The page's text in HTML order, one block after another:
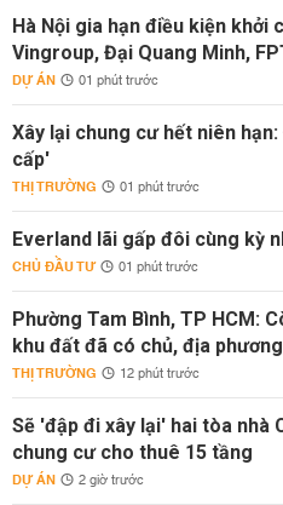
Hà Nội gia hạn điều kiện khởi
Vingroup, Đại Quang Minh,
DỰ ÁN 01 phút trước
Xây lại chung cư hết niên
cấp'
THỊ TRƯỜNG 01 phút trước
Everland lãi gấp đôi cùng kỳ
CHỦ ĐẦU TƯ 01 phút trước
Phường Tam Bình, TP HCM:
khu đất đã có chủ, địa
THỊ TRƯỜNG 12 phút trước
Sẽ 'đập đi xây lại' hai tòa nhà
chung cư cho thuê 15 tầng
DỰ ÁN 2 giờ trước